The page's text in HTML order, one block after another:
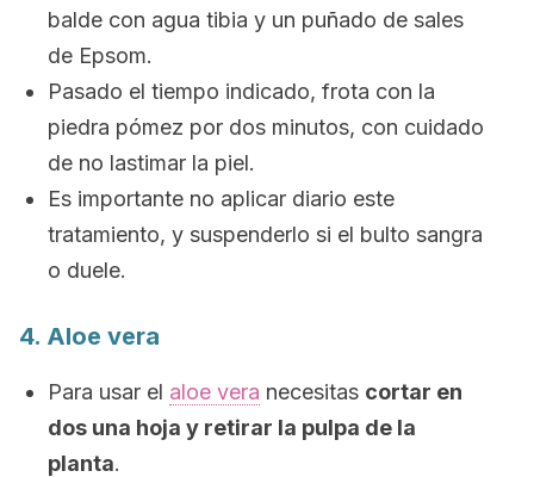
balde con agua tibia y un puñado de sales
de Epsom.
Pasado el tiempo indicado, frota con la
piedra pómez por dos minutos, con cuidado
de no lastimar la piel.
Es importante no aplicar diario este
tratamiento, y suspenderlo si el bulto sangra
o duele.
4. Aloe vera
Para usar el aloe vera necesitas cortar en
dos una hoja y retirar la pulpa de la
planta.